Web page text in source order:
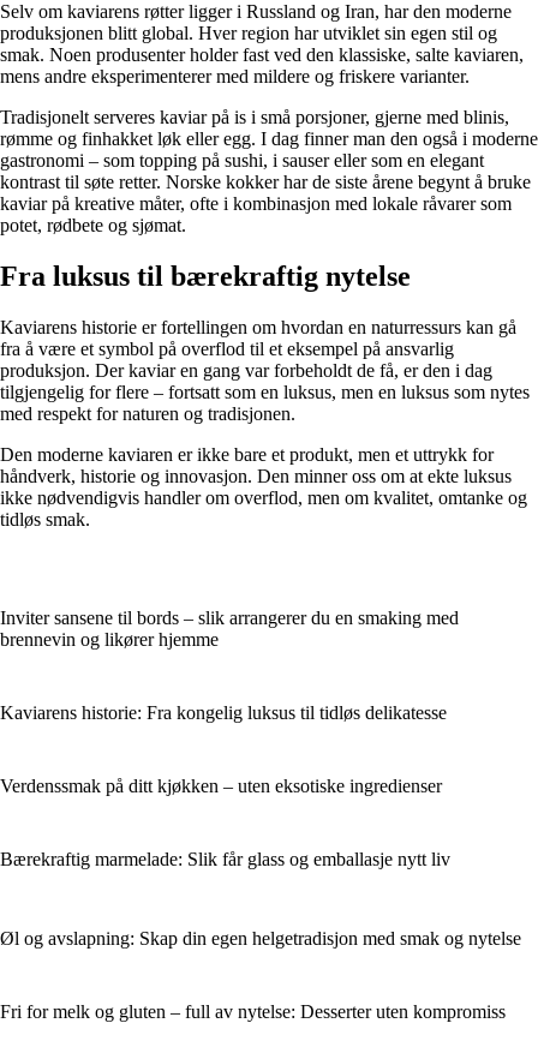
Selv om kaviarens røtter ligger i Russland og Iran, har den moderne
produksjonen blitt global. Hver region har utviklet sin egen stil og
smak. Noen produsenter holder fast ved den klassiske, salte kaviaren,
mens andre eksperimenterer med mildere og friskere varianter.
Tradisjonelt serveres kaviar på is i små porsjoner, gjerne med blinis,
rømme og finhakket løk eller egg. I dag finner man den også i moderne
gastronomi – som topping på sushi, i sauser eller som en elegant
kontrast til søte retter. Norske kokker har de siste årene begynt å bruke
kaviar på kreative måter, ofte i kombinasjon med lokale råvarer som
potet, rødbete og sjømat.
Fra luksus til bærekraftig nytelse
Kaviarens historie er fortellingen om hvordan en naturressurs kan gå
fra å være et symbol på overflod til et eksempel på ansvarlig
produksjon. Der kaviar en gang var forbeholdt de få, er den i dag
tilgjengelig for flere – fortsatt som en luksus, men en luksus som nytes
med respekt for naturen og tradisjonen.
Den moderne kaviaren er ikke bare et produkt, men et uttrykk for
håndverk, historie og innovasjon. Den minner oss om at ekte luksus
ikke nødvendigvis handler om overflod, men om kvalitet, omtanke og
tidløs smak.
Inviter sansene til bords – slik arrangerer du en smaking med
brennevin og likører hjemme
Kaviarens historie: Fra kongelig luksus til tidløs delikatesse
Verdenssmak på ditt kjøkken – uten eksotiske ingredienser
Bærekraftig marmelade: Slik får glass og emballasje nytt liv
Øl og avslapning: Skap din egen helgetradisjon med smak og nytelse
Fri for melk og gluten – full av nytelse: Desserter uten kompromiss